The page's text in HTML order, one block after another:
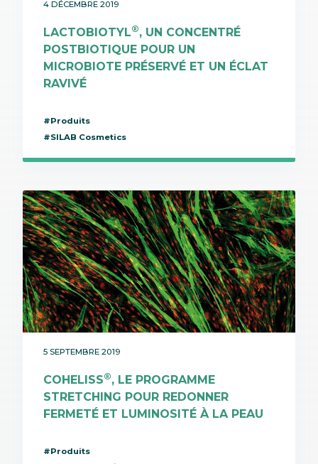
4 DÉCEMBRE 2019
LACTOBIOTYL®, UN CONCENTRÉ
POSTBIOTIQUE POUR UN
MICROBIOTE PRÉSERVÉ ET UN ÉCLAT
RAVIVÉ
#Produits
#SILAB Cosmetics
5 SEPTEMBRE 2019
COHELISS®, LE PROGRAMME
STRETCHING POUR REDONNER
FERMETÉ ET LUMINOSITÉ À LA PEAU
#Produits